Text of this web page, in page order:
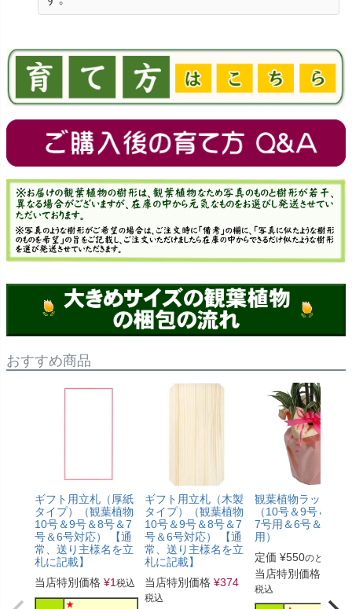
おすすめ商品
ギフト用立札（厚紙
タイプ）（観葉植物
10号＆9号＆8号＆7
号＆6号対応） 【通
常、送り主様名を立
札に記載】
当店特別価格 ¥1 税込
ギフト用立札（木製
タイプ）（観葉植物
10号＆9号＆8号＆7
号＆6号対応） 【通
常、送り主様名を立
札に記載】
当店特別価格 ¥374
税込
観葉植物ラッピン
（10号＆9号＆8号
7号用＆6号＆5号
用）
定価 ¥550のところ
当店特別価格
税込